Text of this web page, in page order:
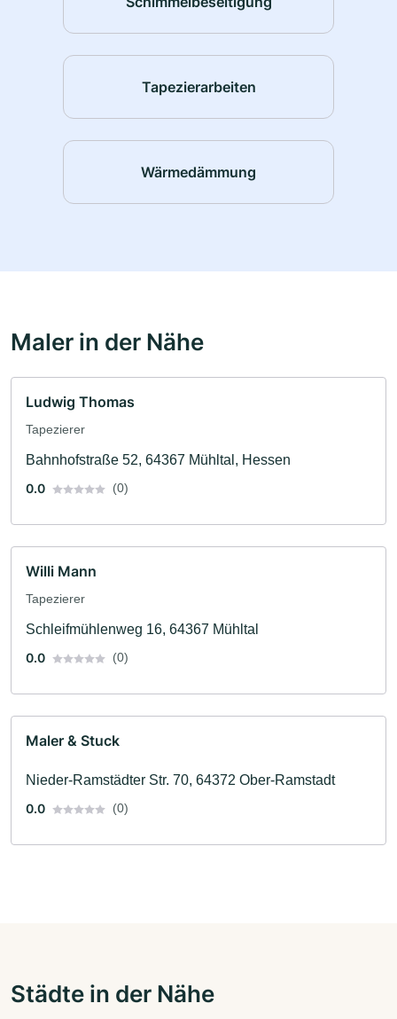
Tapezierarbeiten
Wärmedämmung
Maler in der Nähe
Ludwig Thomas
Tapezierer
Bahnhofstraße 52, 64367 Mühltal, Hessen
0.0
(0)
Willi Mann
Tapezierer
Schleifmühlenweg 16, 64367 Mühltal
0.0
(0)
Maler & Stuck
Nieder-Ramstädter Str. 70, 64372 Ober-Ramstadt
0.0
(0)
Städte in der Nähe